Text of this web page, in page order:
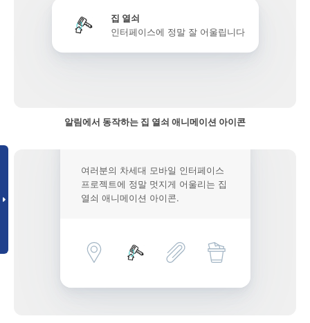
집 열쇠
인터페이스에 정말 잘 어울립니다
알림에서 동작하는 집 열쇠 애니메이션 아이콘
여러분의 차세대 모바일 인터페이스
프로젝트에 정말 멋지게 어울리는 집
열쇠 애니메이션 아이콘.